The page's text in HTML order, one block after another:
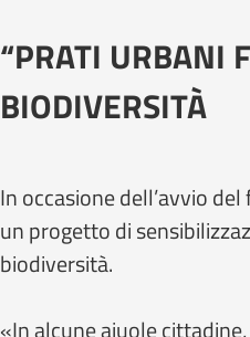
“PRATI URBANI
BIODIVERSITÀ
In occasione dell’avvio
un progetto di
biodiversità.
«In alcune aiuole